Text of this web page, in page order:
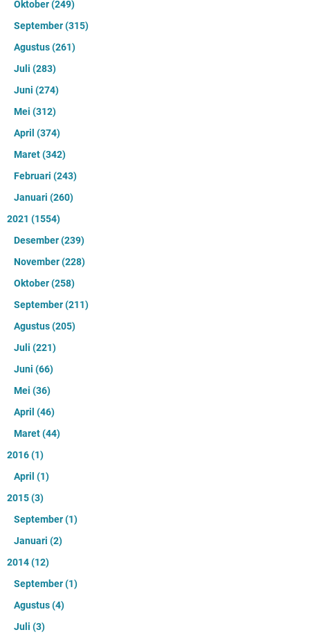
Oktober(249)
September(315)
Agustus(261)
Juli (283)
Juni (274)
Mei (312)
April (374)
Maret(342)
Februari (243)
Januari (260)
2021 (1554)
Desember(239)
November(228)
Oktober(258)
September(211)
Agustus(205)
Juli (221)
Juni (66)
Mei (36)
April (46)
Maret(44)
2016(1)
April (1)
2015(3)
September(1)
Januari (2)
2014(12)
September(1)
Agustus(4)
Juli (3)